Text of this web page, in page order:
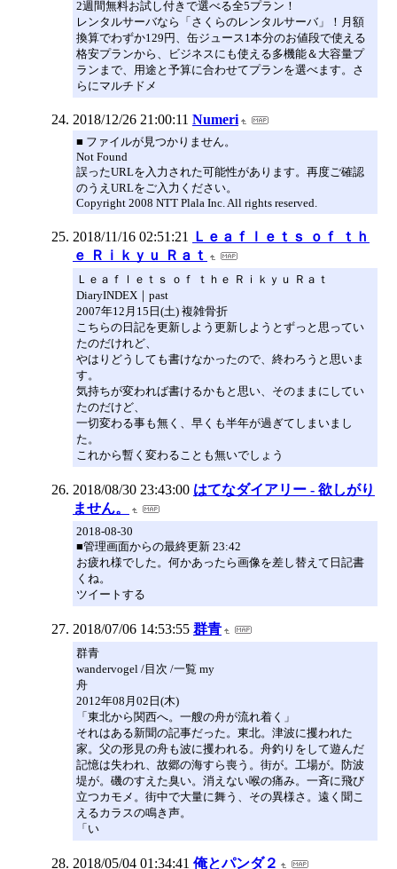
2週間無料お試し付きで選べる全5プラン！
レンタルサーバなら「さくらのレンタルサーバ」！月額
換算でわずか129円、缶ジュース1本分のお値段で使える
格安プランから、ビジネスにも使える多機能＆大容量プ
ランまで、用途と予算に合わせてプランを選べます。さ
らにマルチドメ
2018/12/26 21:00:11 Numeri
■ ファイルが見つかりません。
Not Found
誤ったURLを入力された可能性があります。再度ご確認
のうえURLをご入力ください。
Copyright 2008 NTT Plala Inc. All rights reserved.
2018/11/16 02:51:21
Ｌｅａｆｌｅｔｓ ｏｆ ｔｈ
ｅ Ｒｉｋｙｕ Ｒａｔ
Ｌｅａｆｌｅｔｓ ｏｆ ｔｈｅ Ｒｉｋｙｕ Ｒａｔ
DiaryINDEX｜past
2007年12月15日(土) 複雑骨折
こちらの日記を更新しよう更新しようとずっと思ってい
たのだけれど、
やはりどうしても書けなかったので、終わろうと思いま
す。
気持ちが変われば書けるかもと思い、そのままにしてい
たのだけど、
一切変わる事も無く、早くも半年が過ぎてしまいまし
た。
これから暫く変わることも無いでしょう
2018/08/30 23:43:00 はてなダイアリー - 欲しがり
ません。
2018-08-30
■管理画面からの最終更新 23:42
お疲れ様でした。何かあったら画像を差し替えて日記書
くね。
ツイートする
2018/07/06 14:53:55 群青
群青
wandervogel /目次 /一覧 my
舟
2012年08月02日(木)
「東北から関西へ。一艘の舟が流れ着く」
それはある新聞の記事だった。東北。津波に攫われた
家。父の形見の舟も波に攫われる。舟釣りをして遊んだ
記憶は失われ、故郷の海すら喪う。街が。工場が。防波
堤が。磯のすえた臭い。消えない喉の痛み。一斉に飛び
立つカモメ。街中で大量に舞う、その異様さ。遠く聞こ
えるカラスの鳴き声。
「い
2018/05/04 01:34:41 俺とパンダ２